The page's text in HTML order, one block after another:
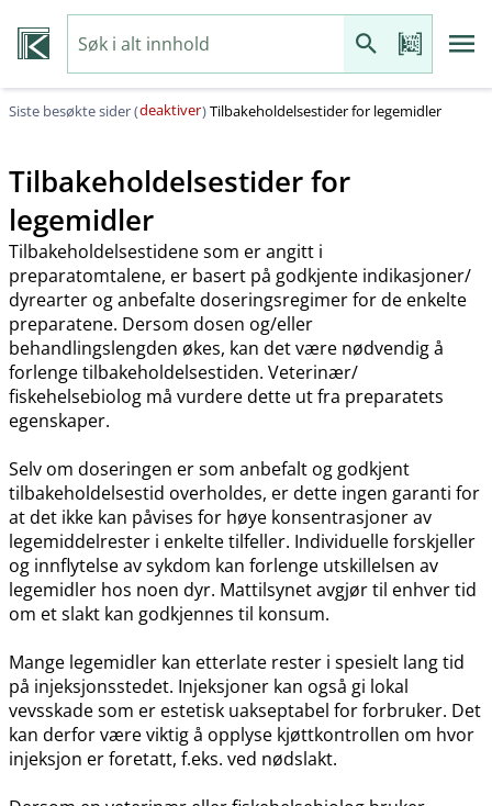
Siste besøkte sider (deaktiver)Tilbakeholdelsestider for legemidler
Tilbakeholdelsestider for
legemidler
Tilbakeholdelsestidene som er angitt i
preparatomtalene, er basert på godkjente indikasjoner​/​
dyrearter og anbefalte doseringsregimer for de enkelte
preparatene. Dersom dosen og​/​eller
behandlingslengden økes, kan det være nødvendig å
forlenge tilbakeholdelsestiden. Veterinær​/​
fiskehelsebiolog må vurdere dette ut fra preparatets
egenskaper.
Selv om doseringen er som anbefalt og godkjent
tilbakeholdelsestid overholdes, er dette ingen garanti for
at det ikke kan påvises for høye konsentrasjoner av
legemiddelrester i enkelte tilfeller. Individuelle forskjeller
og innflytelse av sykdom kan forlenge utskillelsen av
legemidler hos noen dyr. Mattilsynet avgjør til enhver tid
om et slakt kan godkjennes til konsum.
Mange legemidler kan etterlate rester i spesielt lang tid
på injeksjonsstedet. Injeksjoner kan også gi lokal
vevsskade som er estetisk uakseptabel for forbruker. Det
kan derfor være viktig å opplyse kjøttkontrollen om hvor
injeksjon er foretatt, f.eks. ved nødslakt.